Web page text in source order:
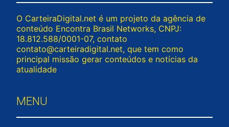
O CarteiraDigital.net é um projeto da agência de
conteúdo Encontra Brasil Networks, CNPJ:
18.812.588/0001-07, contato
contato@carteiradigital.net, que tem como
principal missão gerar conteúdos e notícias da
atualidade
MENU